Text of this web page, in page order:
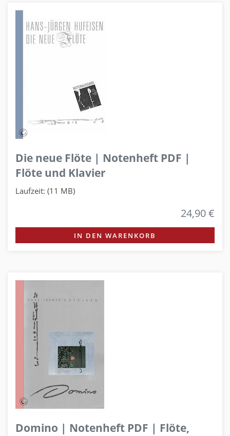
Die neue Flöte | Notenheft PDF |
Flöte und Klavier
Laufzeit: (11 MB)
24,90 €
IN DEN WARENKORB
Domino | Notenheft PDF | Flöte,